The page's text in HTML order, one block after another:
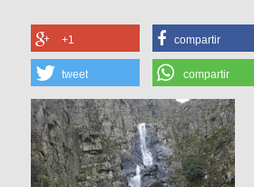
+1 compartir
tweet compartir